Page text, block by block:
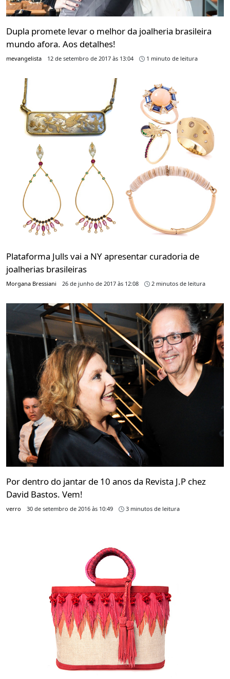
Dupla promete levar o melhor da joalheria brasileira
mundo afora. Aos detalhes!
mevangelista 12 de setembro de 2017 às 13:04 1 minuto de leitura
Plataforma Julls vai a NY apresentar curadoria de
joalherias brasileiras
Morgana Bressiani 26 de junho de 2017 às 12:08 2 minutos de leitura
Por dentro do jantar de 10 anos da Revista J.P chez
David Bastos. Vem!
verro 30 de setembro de 2016 às 10:49 3 minutos de leitura